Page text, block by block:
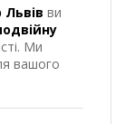
Львів ви
Ми
вашого